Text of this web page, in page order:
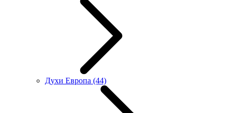
Духи Европа (44)